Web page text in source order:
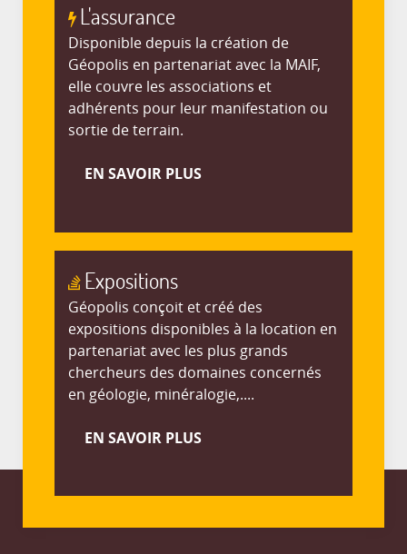
L'assurance
Disponible depuis la création de
Géopolis en partenariat avec la MAIF,
elle couvre les associations et
adhérents pour leur manifestation ou
sortie de terrain.
EN SAVOIR PLUS
Expositions
Géopolis conçoit et créé des
expositions disponibles à la location en
partenariat avec les plus grands
chercheurs des domaines concernés
en géologie, minéralogie,....
EN SAVOIR PLUS